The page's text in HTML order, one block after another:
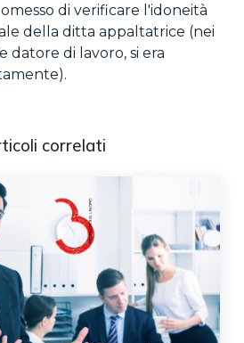
di verificare l'idoneità
della ditta appaltatrice (nei
datore di lavoro, si era
correlati